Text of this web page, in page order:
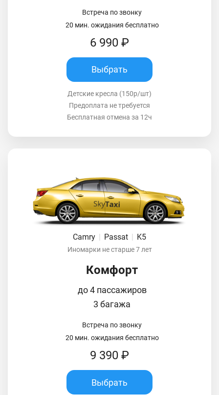
Встреча по звонку
20 мин. ожидания бесплатно
6 990 ₽
Выбрать
Детские кресла (150р/шт)
Предоплата не требуется
Бесплатная отмена за 12ч
Camry Passat K5
Иномарки не старше 7 лет
Комфорт
до 4 пассажиров
3 багажа
Встреча по звонку
20 мин. ожидания бесплатно
9 390 ₽
Выбрать